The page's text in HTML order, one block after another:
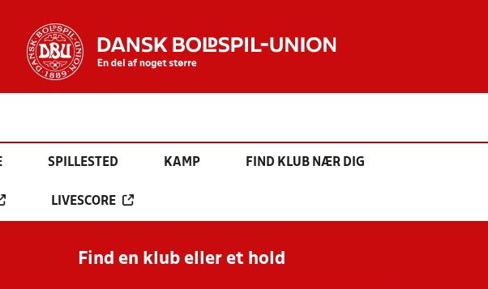
SPILLESTED KAMP FIND KLUB NÆR DIG
LIVESCORE
Find en klub eller et hold